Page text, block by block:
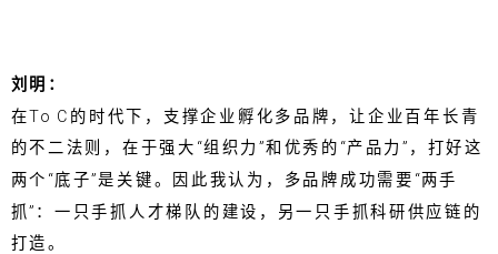
刘明：
在To C的时代下，支撑企业孵化多品牌，让企业百年长青
的不二法则，在于强大“组织力”和优秀的“产品力”，打好这
两个“底子”是关键。因此我认为，多品牌成功需要“两手
抓”：一只手抓人才梯队的建设，另一只手抓科研供应链的
打造。